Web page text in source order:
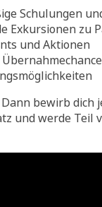
Schulungen
Exkursionen zu
und Aktionen
bewirb dich
und werde Teil